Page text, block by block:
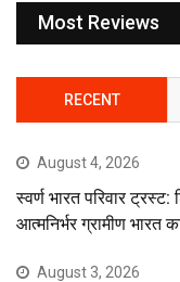
Most Reviews
RECENT
August 4, 2026
स्वर्ण भारत परिवार
आत्मनिर्भर ग्रामीण भारत
August 3, 2026